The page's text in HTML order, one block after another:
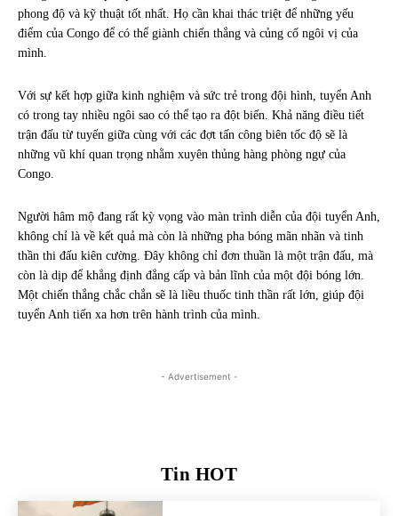
Tin HOT
phong độ và kỹ thuật tốt nhất. Họ cần khai thác triệt để những yếu
điểm của Congo để có thể giành chiến thắng và củng cố ngôi vị của
mình.
Với sự kết hợp giữa kinh nghiệm và sức trẻ trong đội hình, tuyển Anh
có trong tay nhiều ngôi sao có thể tạo ra đột biến. Khả năng điều tiết
trận đấu từ tuyến giữa cùng với các đợt tấn công biên tốc độ sẽ là
những vũ khí quan trọng nhằm xuyên thủng hàng phòng ngự của
Congo.
Người hâm mộ đang rất kỳ vọng vào màn trình diễn của đội tuyển Anh,
không chỉ là về kết quả mà còn là những pha bóng mãn nhãn và tinh
thần thi đấu kiên cường. Đây không chỉ đơn thuần là một trận đấu, mà
còn là dịp để khẳng định đẳng cấp và bản lĩnh của một đội bóng lớn.
Một chiến thắng chắc chắn sẽ là liều thuốc tinh thần rất lớn, giúp đội
tuyển Anh tiến xa hơn trên hành trình của mình.
- Advertisement -